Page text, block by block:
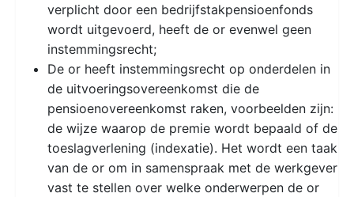
verplicht door een bedrijfstakpensioenfonds
wordt uitgevoerd, heeft de or evenwel geen
instemmingsrecht;
De or heeft instemmingsrecht op onderdelen in
de uitvoeringsovereenkomst die de
pensioenovereenkomst raken, voorbeelden zijn:
de wijze waarop de premie wordt bepaald of de
toeslagverlening (indexatie). Het wordt een taak
van de or om in samenspraak met de werkgever
vast te stellen over welke onderwerpen de or